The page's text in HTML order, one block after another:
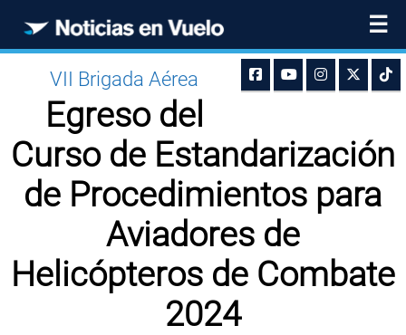
☰
VII Brigada Aérea
Egreso del
Curso de Estandarización
de Procedimientos para
Aviadores de
Helicópteros de Combate
2024